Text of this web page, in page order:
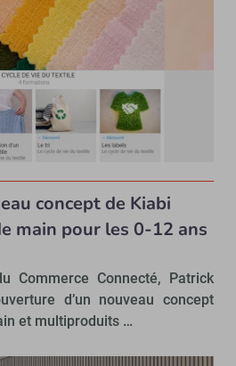
concept de Kiabi
main pour les 0-12 ans
Commerce Connecté, Patrick
d’un nouveau concept
et multiproduits …